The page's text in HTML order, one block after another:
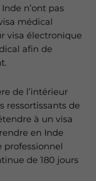
n’ont pas
médical
visa électronique
afin de
de l’intérieur
ressortissants de
à un visa
en Inde
professionnel
de 180 jours